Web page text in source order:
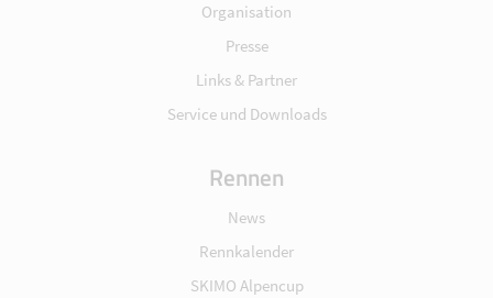
Organisation
Presse
Links & Partner
Service und Downloads
Rennen
News
Rennkalender
SKIMO Alpencup